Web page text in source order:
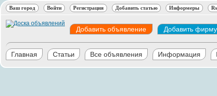
Ваш город Войти Регистрация Добавить статью Информеры
Добавить объявление Добавить фирму
Главная Статьи Все объявления Информация